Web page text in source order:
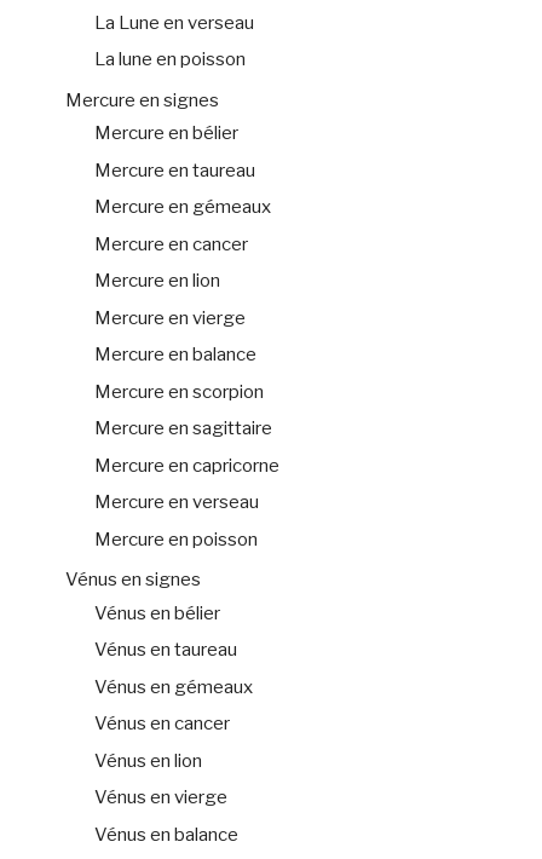
La Lune en verseau
La lune en poisson
Mercure en signes
Mercure en bélier
Mercure en taureau
Mercure en gémeaux
Mercure en cancer
Mercure en lion
Mercure en vierge
Mercure en balance
Mercure en scorpion
Mercure en sagittaire
Mercure en capricorne
Mercure en verseau
Mercure en poisson
Vénus en signes
Vénus en bélier
Vénus en taureau
Vénus en gémeaux
Vénus en cancer
Vénus en lion
Vénus en vierge
Vénus en balance